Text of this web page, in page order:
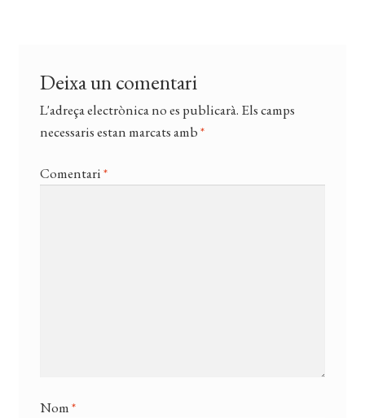
Deixa un comentari
L'adreça electrònica no es publicarà. Els camps
necessaris estan marcats amb*
Comentari*
Nom*